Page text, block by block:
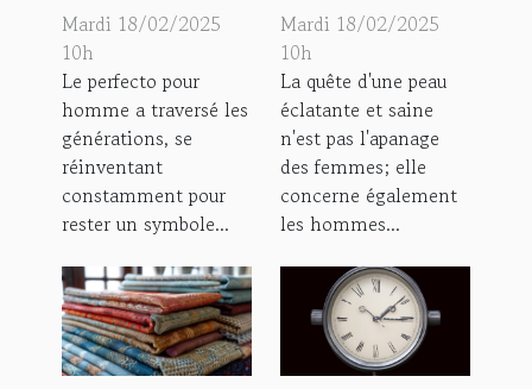
de mode pour
choisir et porter
la veste en simili
cuir tendance
Mardi 18/02/2025
10h
Le perfecto pour
homme a traversé les
générations, se
réinventant
constamment pour
rester un symbole...
belle peau pour
homme : guide
pour
l'amélioration
du visage
Mardi 18/02/2025
10h
La quête d'une peau
éclatante et saine
n'est pas l'apanage
des femmes; elle
concerne également
les hommes...